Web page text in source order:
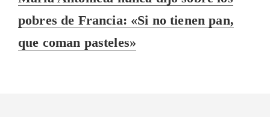
pobres de Francia: «Si no tienen pan,
que coman pasteles»